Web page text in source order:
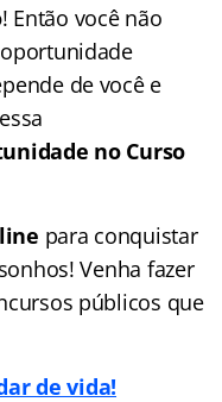
! Então você não
de você e
no Curso
para conquistar
Venha fazer
públicos que
de vida!